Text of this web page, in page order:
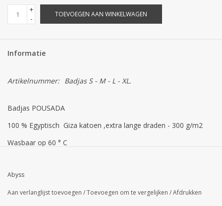
+
-
TOEVOEGEN AAN WINKELWAGEN
Informatie
Artikelnummer: Badjas S - M - L - XL.
Badjas POUSADA
100 % Egyptisch Giza katoen ,extra lange draden - 300 g/m2
Wasbaar op 60 ° C
teruggenomen
Levertijd : ongeveer 3 a 4 weken
Abyss
Aan verlanglijst toevoegen /Toevoegen om te vergelijken /Afdrukken